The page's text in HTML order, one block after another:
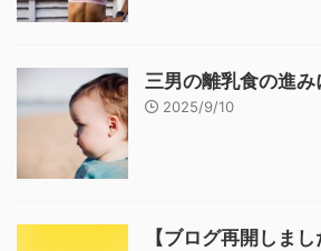
三男の離乳食の進み
2025/9/10
【ブログ再開しま